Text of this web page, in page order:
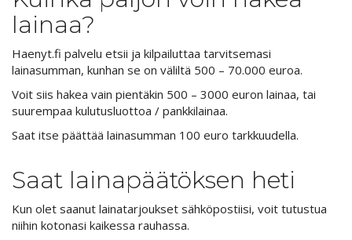
lainaa?
Haenyt.fi palvelu etsii ja kilpailuttaa tarvitsemasi
lainasumman, kunhan se on väliltä 500 – 70.000 euroa.
Voit siis hakea vain pientäkin 500 – 3000 euron lainaa, tai
suurempaa kulutusluottoa / pankkilainaa.
Saat itse päättää lainasumman 100 euro tarkkuudella.
Saat lainapäätöksen heti
Kun olet saanut lainatarjoukset sähköpostiisi, voit tutustua
niihin kotonasi kaikessa rauhassa.